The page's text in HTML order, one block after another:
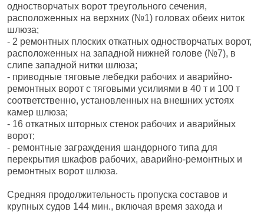
одностворчатых ворот треугольного сечения,
расположенных на верхних (№1) головах обеих ниток
шлюза;
- 2 ремонтных плоских откатных одностворчатых ворот,
расположенных на западной нижней голове (№7), в
слипе западной нитки шлюза;
- приводные тяговые лебедки рабочих и аварийно-
ремонтных ворот с тяговыми усилиями в 40 т и 100 т
соответственно, установленных на внешних устоях
камер шлюза;
- 16 откатных шторных стенок рабочих и аварийных
ворот;
- ремонтные заграждения шандорного типа для
перекрытия шкафов рабочих, аварийно-ремонтных и
ремонтных ворот шлюза.
Средняя продолжительность пропуска составов и
крупных судов 144 мин., включая время захода и